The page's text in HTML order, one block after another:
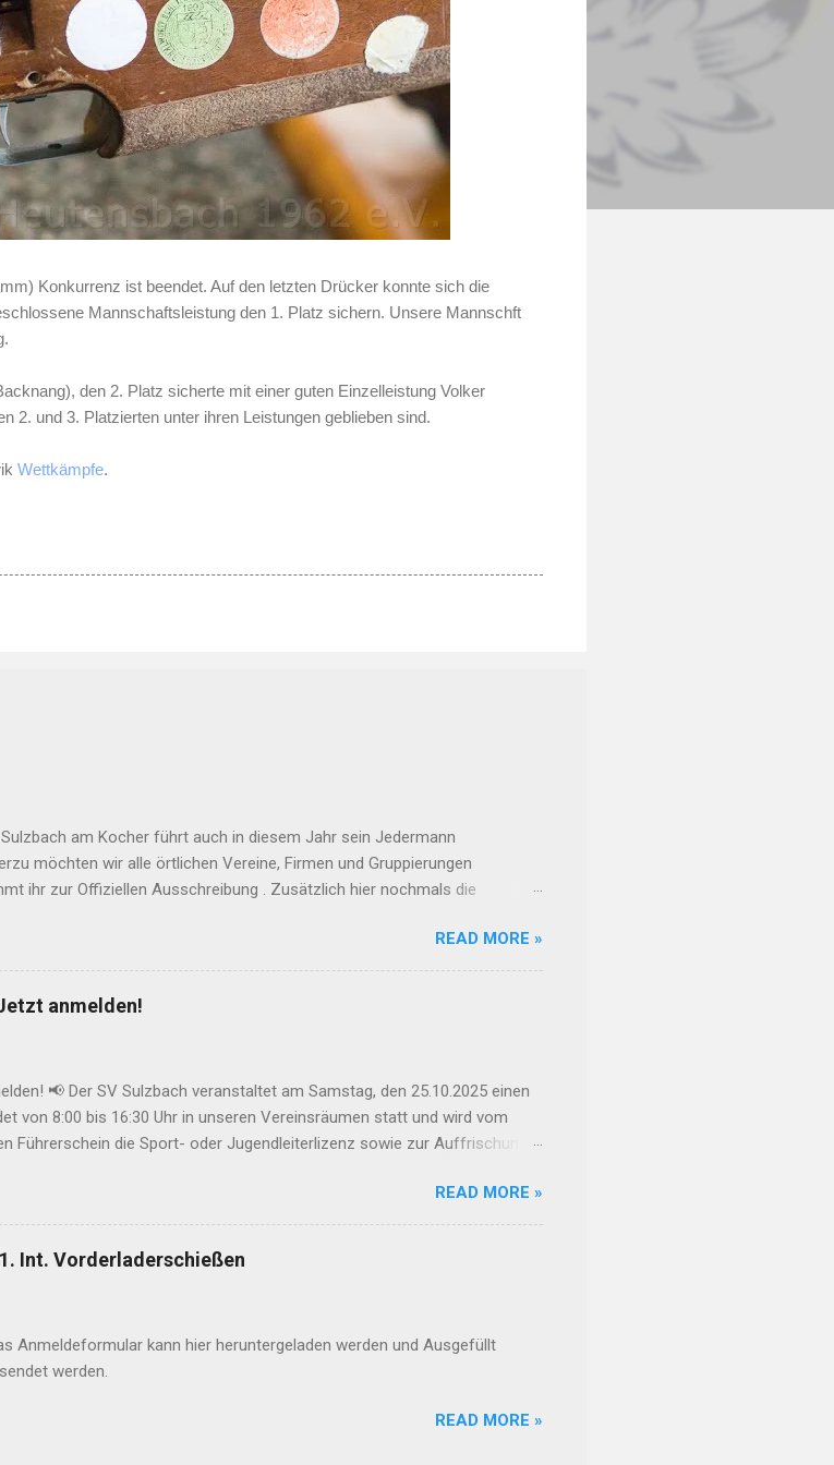
Konkurrenz ist beendet. Auf den letzten Drücker konnte sich die
Mannschaftsleistung den 1. Platz sichern. Unsere Mannschft
den 2. Platz sicherte mit einer guten Einzelleistung Volker
2. und 3. Platzierten unter ihren Leistungen geblieben sind.
Wettkämpfe.
am Kocher führt auch in diesem Jahr sein Jedermann
möchten wir alle örtlichen Vereine, Firmen und Gruppierungen
ihr zur Offiziellen Ausschreibung . Zusätzlich hier nochmals die
Freitag den 12.6.26 um 20:00 Uhr eingehen. Trainingszeiten: Mi. 03
10 .06. Fr. 12.06. Uhrzeiten fürs Training sind identisch zu den üblichen
Tagen - siehe Kontakt und Infos . Schießzeiten : Sonntag, 14.06.2026
findet am Sonntag, 14. Juni 2026 um 18.00 Uhr bei einer
READ MORE »
anmelden!
📢 Der SV Sulzbach veranstaltet am Samstag, den 25.10.2025 einen
von 8:00 bis 16:30 Uhr in unseren Vereinsräumen statt und wird vom
Führerschein die Sport- oder Jugendleiterlizenz sowie zur Auffrischung
– 16:30 Uhr 🔗 Verbindliche Anmeldung bitte per: 📧 E-Mail: OSM-
📝 Oder direkt im Schützenhaus in die Liste eintragen (siehe
Euer Team vom SV Sulzbach
READ MORE »
Int. Vorderladerschießen
Anmeldeformular kann hier heruntergeladen werden und Ausgefüllt
werden.
READ MORE »